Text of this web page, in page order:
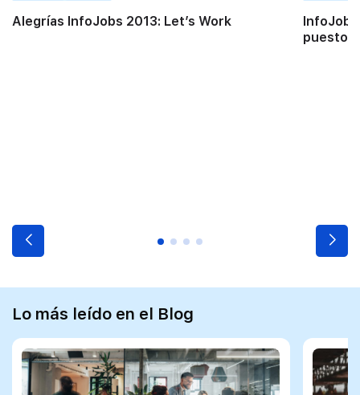
Alegrías InfoJobs 2013: Let’s Work
puestos
Lo más leído en el Blog